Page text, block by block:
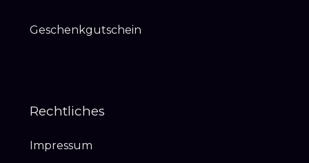
Geschenkgutschein
Rechtliches
Impressum